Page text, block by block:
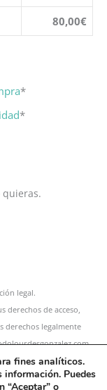
80,00€
*
*
quieras.
legal.
derechos de acceso,
derechos legalmente
adicional y detallada
fines analíticos.
información. Puedes
“Aceptar” o